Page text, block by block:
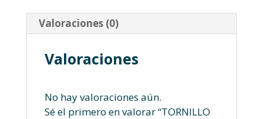
Valoraciones (0)
Valoraciones
No hay valoraciones aún.
Sé el primero en valorar “TORNILLO